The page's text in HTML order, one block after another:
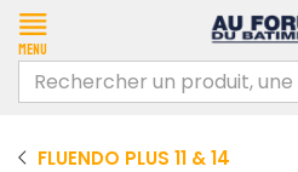
Menu
FLUENDO PLUS 11 & 14